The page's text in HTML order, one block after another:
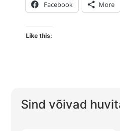
Facebook More
Like this:
Sind võivad